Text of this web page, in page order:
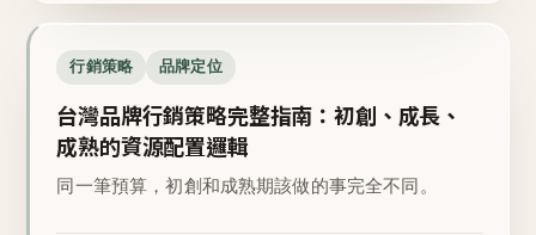
行銷策略 品牌定位
台灣品牌行銷策略完整指南：初創、成長、
成熟的資源配置邏輯
同一筆預算，初創和成熟期該做的事完全不同。